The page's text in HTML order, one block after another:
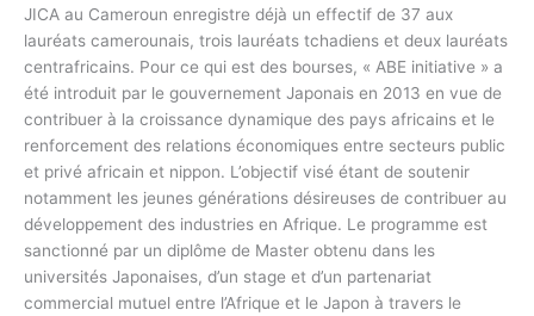
JICA au Cameroun enregistre déjà un effectif de 37 aux
lauréats camerounais, trois lauréats tchadiens et deux lauréats
centrafricains. Pour ce qui est des bourses, « ABE initiative » a
été introduit par le gouvernement Japonais en 2013 en vue de
contribuer à la croissance dynamique des pays africains et le
renforcement des relations économiques entre secteurs public
et privé africain et nippon. L’objectif visé étant de soutenir
notamment les jeunes générations désireuses de contribuer au
développement des industries en Afrique. Le programme est
sanctionné par un diplôme de Master obtenu dans les
universités Japonaises, d’un stage et d’un partenariat
commercial mutuel entre l’Afrique et le Japon à travers le